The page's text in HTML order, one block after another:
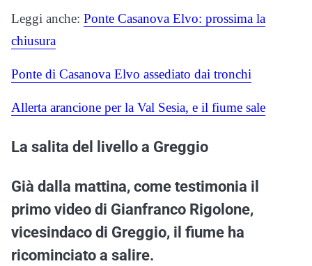
Leggi anche: Ponte Casanova Elvo: prossima la
chiusura
Ponte di Casanova Elvo assediato dai tronchi
Allerta arancione per la Val Sesia, e il fiume sale
La salita del livello a Greggio
Già dalla mattina, come testimonia il
primo video di Gianfranco Rigolone,
vicesindaco di Greggio, il fiume ha
ricominciato a salire.